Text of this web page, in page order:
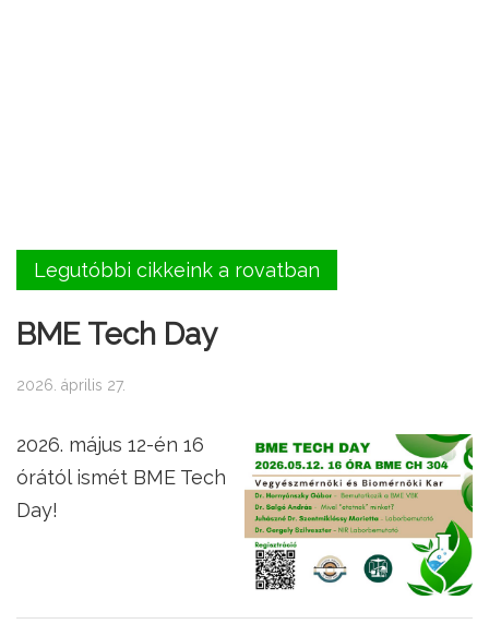
Legutóbbi cikkeink a rovatban
BME Tech Day
2026. április 27.
2026. május 12-én 16
órától ismét BME Tech
Day!